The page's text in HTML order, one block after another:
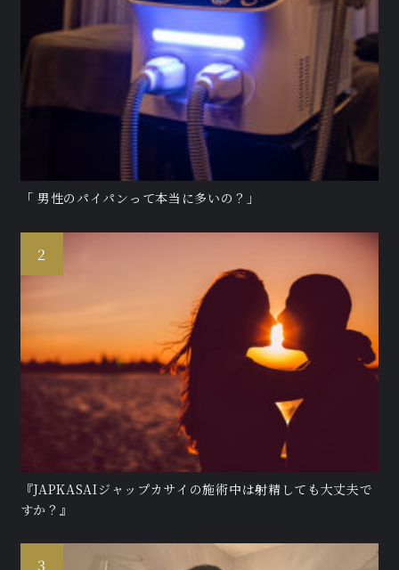
「 男性のパイパンって本当に多いの？」
『JAPKASAIジャップカサイの施術中は射精しても大丈夫で
すか？』